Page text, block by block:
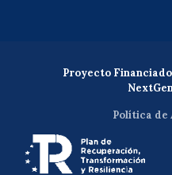
Proyecto
Política de